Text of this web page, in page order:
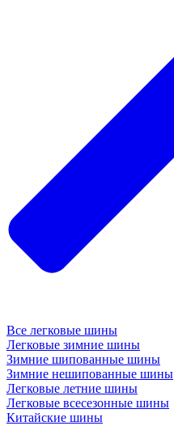
Все легковые шины
Легковые зимние шины
Зимние шипованные шины
Зимние нешипованные шины
Легковые летние шины
Легковые всесезонные шины
Китайские шины